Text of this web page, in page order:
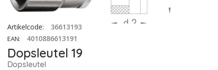
Artikelcode: 36613193
EAN: 4010886613191
Dopsleutel 19
Dopsleutel